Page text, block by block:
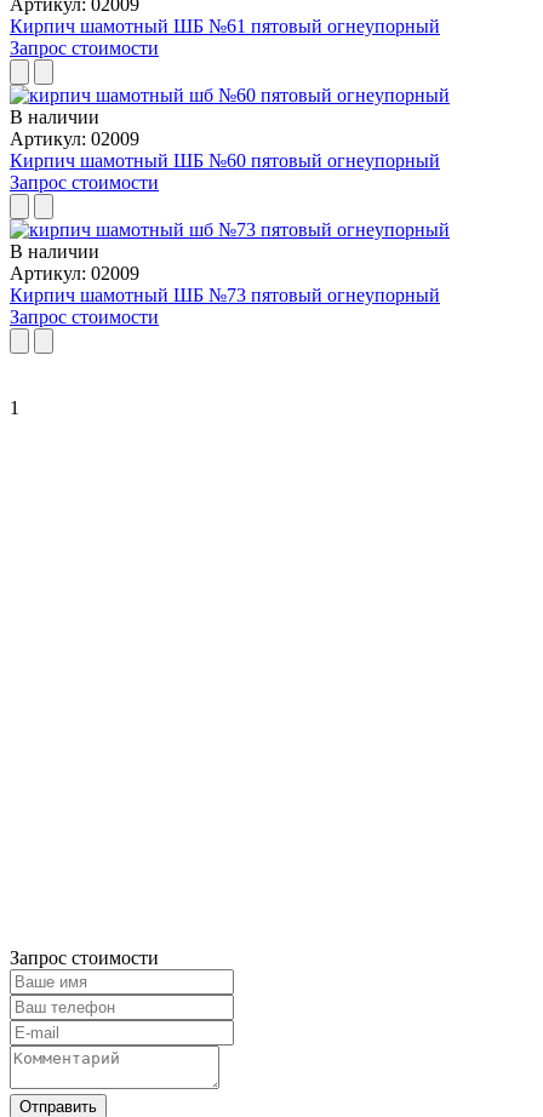
Кирпич шамотный ШБ №61 пятовый огнеупорный
Запрос стоимости
В наличии
Артикул: 02009
Кирпич шамотный ШБ №60 пятовый огнеупорный
Запрос стоимости
В наличии
Артикул: 02009
Кирпич шамотный ШБ №73 пятовый огнеупорный
Запрос стоимости
1
Запрос стоимости